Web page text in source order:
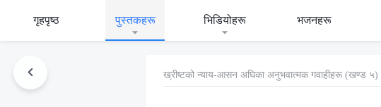
गृहपृष्ठ पुस्तकहरू भिडियोहरू भजनहरू
ख्रीष्‍टको न्याय-आसन अघिका अनुभवात्मक गवाहीहरू (खण्ड ५)